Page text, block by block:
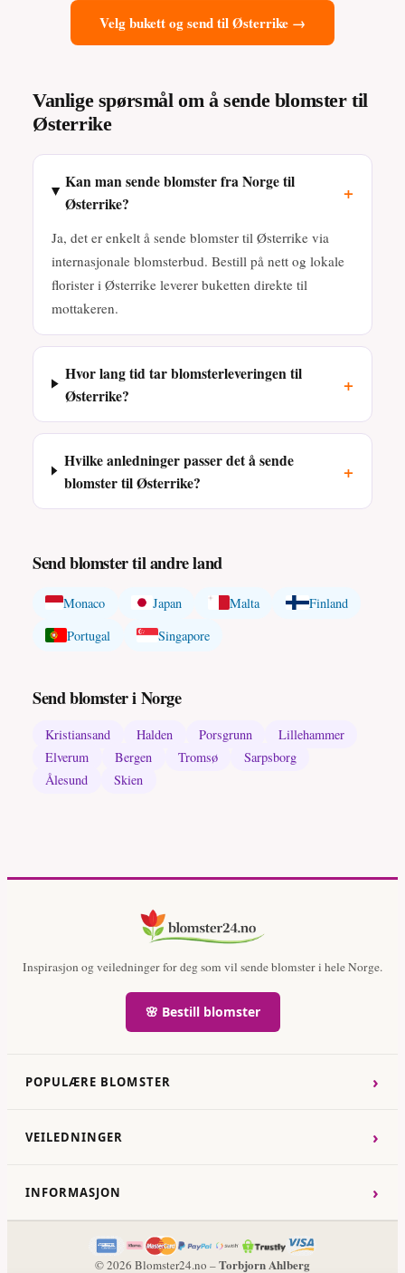
Velg bukett og send til Østerrike →
Vanlige spørsmål om å sende blomster til
Østerrike
Kan man sende blomster fra Norge til
Østerrike?
+
Ja, det er enkelt å sende blomster til Østerrike via
internasjonale blomsterbud. Bestill på nett og lokale
florister i Østerrike leverer buketten direkte til
mottakeren.
Hvor lang tid tar blomsterleveringen til
Østerrike?
+
Hvilke anledninger passer det å sende
blomster til Østerrike?
+
Send blomster til andre land
Monaco Japan Malta
Finland
Portugal
Singapore
Send blomster i Norge
Kristiansand Halden Porsgrunn
Lillehammer
Elverum
Bergen Tromsø
Sarpsborg
Ålesund
Skien
Inspirasjon og veiledninger for deg som vil sende blomster i hele Norge.
🌸 Bestill blomster
POPULÆRE BLOMSTER ›
VEILEDNINGER ›
INFORMASJON ›
© 2026 Blomster24.no –Torbjorn Ahlberg